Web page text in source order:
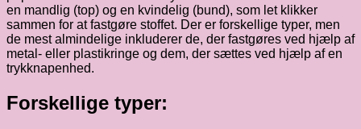
en mandlig (top) og en kvindelig (bund), som let klikker
sammen for at fastgøre stoffet. Der er forskellige typer, men
de mest almindelige inkluderer de, der fastgøres ved hjælp af
metal- eller plastikringe og dem, der sættes ved hjælp af en
trykknapenhed.
Forskellige typer: